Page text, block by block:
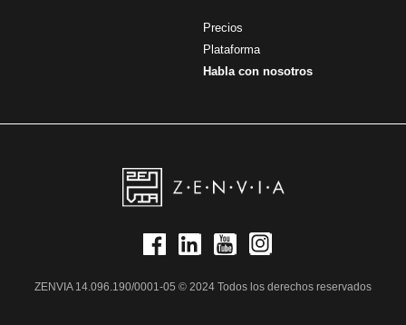
Precios
Plataforma
Habla con nosotros
ZENVIA 14.096.190/0001-05 © 2024 Todos los derechos reservados